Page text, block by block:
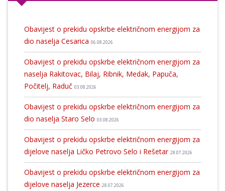
Obavijest o prekidu opskrbe električnom energijom za
dio naselja Cesarica 06.08.2026
Obavijest o prekidu opskrbe električnom energijom za
naselja Rakitovac, Bilaj, Ribnik, Medak, Papuča,
Počitelj, Raduč 03.08.2026
Obavijest o prekidu opskrbe električnom energijom za
dio naselja Staro Selo 03.08.2026
Obavijest o prekidu opskrbe električnom energijom za
dijelove naselja Ličko Petrovo Selo i Rešetar 28.07.2026
Obavijest o prekidu opskrbe električnom energijom za
dijelove naselja Jezerce 28.07.2026